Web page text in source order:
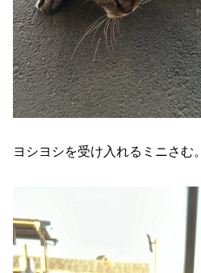
ヨシヨシを受け入れるミニさむ。